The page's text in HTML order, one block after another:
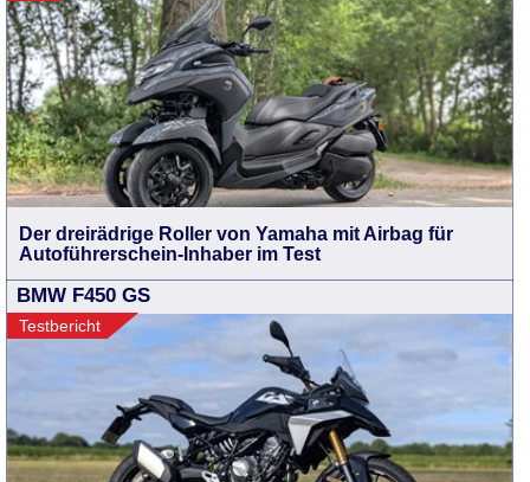
Der dreirädrige Roller von Yamaha mit Airbag für
Autoführerschein-Inhaber im Test
BMW F450 GS
Testbericht